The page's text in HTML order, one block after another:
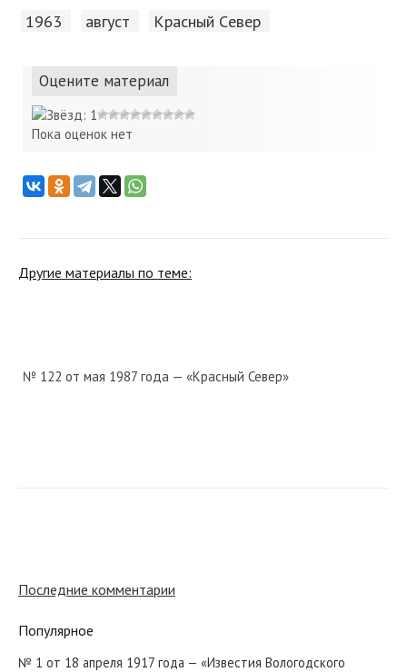
1963 август Красный Cевер
Оцените материал
Пока оценок нет
Другие материалы по теме:
№ 122 от мая 1987 года — «Красный Север»
Совета рабочих и солдатских депутатов»...
Последние комментарии
Популярное
№ 1 от 18 апреля 1917 года — «Известия Вологодского